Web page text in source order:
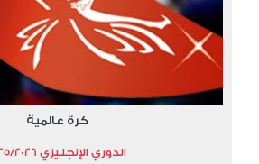
كرة عالمية
الدوري الإنجليزي 2025/2026